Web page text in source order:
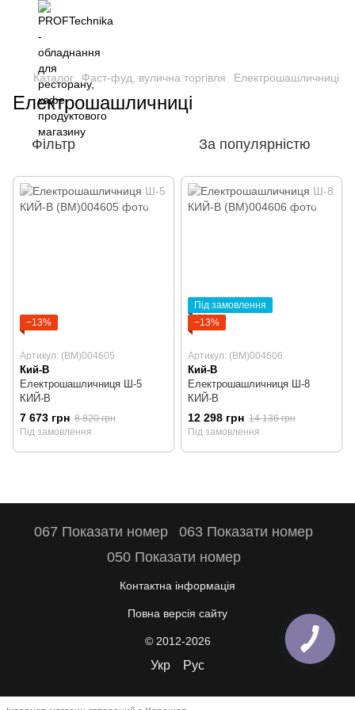
Каталог Фаст-фуд, вулична торгівля Електрошашличниці
Електрошашличниці
Фільтр За популярністю
−13%
Артикул: (BM)004605
Кий-В
Електрошашличниця Ш-5
КИЙ-В
7 673 грн 8 820 грн
Під замовлення
Під замовлення
−13%
Артикул: (BM)004606
Кий-В
Електрошашличниця Ш-8
КИЙ-В
12 298 грн 14 136 грн
Під замовлення
067 Показати номер
063 Показати номер
050 Показати номер
Контактна інформація
Повна версія сайту
© 2012-2026
Укр Рус